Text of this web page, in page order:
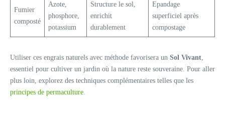
Fumier
composté
Azote,
phosphore,
potassium
Structure le sol,
enrichit
durablement
Epandage
superficiel après
compostage
Utiliser ces engrais naturels avec méthode favorisera un Sol Vivant,
essentiel pour cultiver un jardin où la nature reste souveraine. Pour aller
plus loin, explorez des techniques complémentaires telles que les
principes de permaculture.